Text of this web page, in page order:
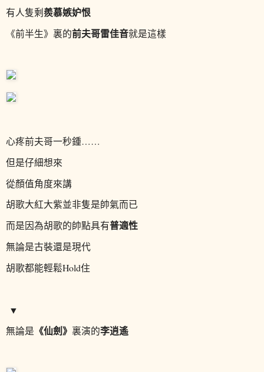
有人隻剩羨慕嫉妒恨
《前半生》裏的前夫哥雷佳音就是這樣
心疼前夫哥一秒鍾……
但是仔細想來
從顏值角度來講
胡歌大紅大紫並非隻是帥氣而已
而是因為胡歌的帥點具有普適性
無論是古裝還是現代
胡歌都能輕鬆Hold住
▼
無論是 《仙劍》 裏演的李逍遙